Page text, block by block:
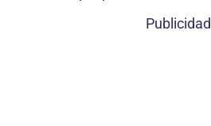
Publicidad